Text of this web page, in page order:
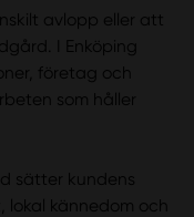
avlopp eller att
I Enköping
företag och
som håller
sätter kundens
kännedom och